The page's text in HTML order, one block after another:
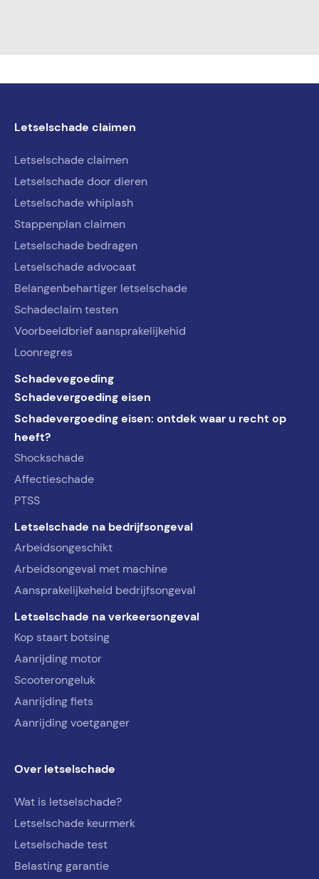
Letselschade claimen
Letselschade claimen
Letselschade door dieren
Letselschade whiplash
Stappenplan claimen
Letselschade bedragen
Letselschade advocaat
Belangenbehartiger letselschade
Schadeclaim testen
Voorbeeldbrief aansprakelijkehid
Loonregres
Schadevegoeding
Schadevergoeding eisen
Schadevergoeding eisen: ontdek waar u recht op
heeft?
Shockschade
Affectieschade
PTSS
Letselschade na bedrijfsongeval
Arbeidsongeschikt
Arbeidsongeval met machine
Aansprakelijkeheid bedrijfsongeval
Letselschade na verkeersongeval
Kop staart botsing
Aanrijding motor
Scooterongeluk
Aanrijding fiets
Aanrijding voetganger
Over letselschade
Wat is letselschade?
Letselschade keurmerk
Letselschade test
Belasting garantie